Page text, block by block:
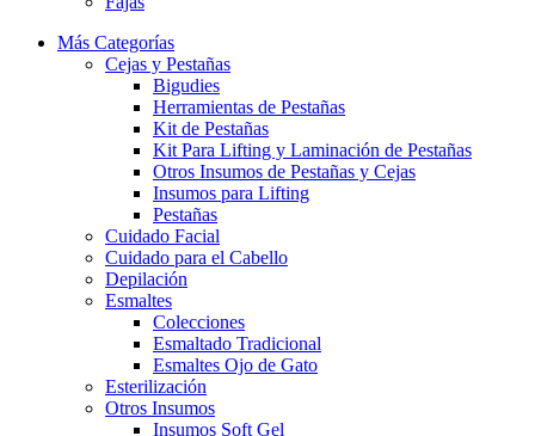
Más Categorías
Cejas y Pestañas
Bigudies
Herramientas de Pestañas
Kit de Pestañas
Kit Para Lifting y Laminación de Pestañas
Otros Insumos de Pestañas y Cejas
Insumos para Lifting
Pestañas
Cuidado Facial
Cuidado para el Cabello
Depilación
Esmaltes
Colecciones
Esmaltado Tradicional
Esmaltes Ojo de Gato
Esterilización
Otros Insumos
Insumos Soft Gel